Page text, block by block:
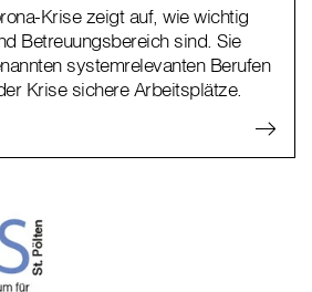
Krise zeigt auf, wie wichtig
Betreuungsbereich sind. Sie
systemrelevanten Berufen
Krise sichere Arbeitsplätze.